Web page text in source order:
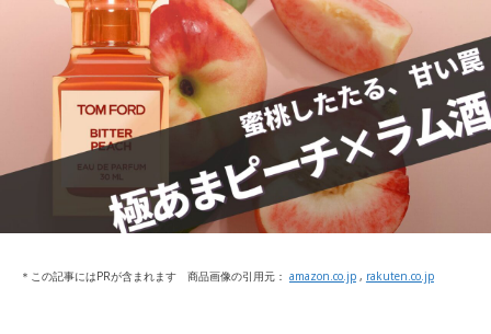
＊この記事にはPRが含まれます 商品画像の引用元： amazon.co.jp, rakuten.co.jp